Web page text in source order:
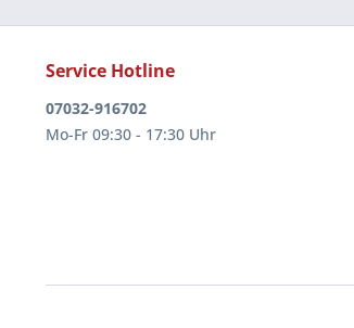
Service Hotline
07032-916702
Mo-Fr 09:30 - 17:30 Uhr